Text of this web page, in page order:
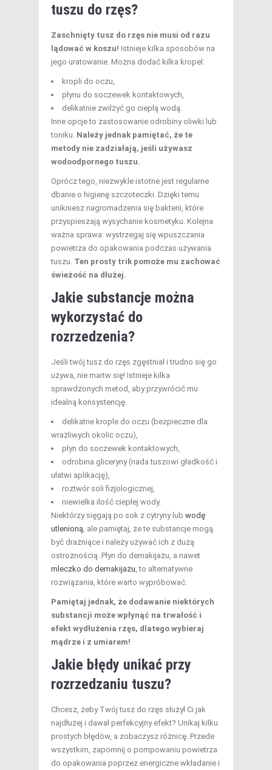
tuszu do rzęs?
Zaschnięty tusz do rzęs nie musi od razu
lądować w koszu! Istnieje kilka sposobów na
jego uratowanie. Można dodać kilka kropel:
kropli do oczu,
płynu do soczewek kontaktowych,
delikatnie zwilżyć go ciepłą wodą.
Inne opcje to zastosowanie odrobiny oliwki lub
toniku. Należy jednak pamiętać, że te
metody nie zadziałają, jeśli używasz
wodoodpornego tuszu.
Oprócz tego, niezwykle istotne jest regularne
dbanie o higienę szczoteczki. Dzięki temu
unikniesz nagromadzenia się bakterii, które
przyspieszają wysychanie kosmetyku. Kolejna
ważna sprawa: wystrzegaj się wpuszczania
powietrza do opakowania podczas używania
tuszu. Ten prosty trik pomoże mu zachować
świeżość na dłużej.
Jakie substancje można
wykorzystać do
rozrzedzenia?
Jeśli twój tusz do rzęs zgęstniał i trudno się go
używa, nie martw się! Istnieje kilka
sprawdzonych metod, aby przywrócić mu
idealną konsystencję.
delikatne krople do oczu (bezpieczne dla
wrażliwych okolic oczu),
płyn do soczewek kontaktowych,
odrobina gliceryny (nada tuszowi gładkość i
ułatwi aplikację),
roztwór soli fizjologicznej,
niewielka ilość ciepłej wody.
Niektórzy sięgają po sok z cytryny lub wodę
utlenioną , ale pamiętaj, że te substancje mogą
być drażniące i należy używać ich z dużą
ostrożnością. Płyn do demakijażu, a nawet
mleczko do demakijażu , to alternatywne
rozwiązania, które warto wypróbować.
Pamiętaj jednak, że dodawanie niektórych
substancji może wpłynąć na trwałość i
efekt wydłużenia rzęs, dlatego wybieraj
mądrze i z umiarem!
Jakie błędy unikać przy
rozrzedzaniu tuszu?
Chcesz, żeby Twój tusz do rzęs służył Ci jak
najdłużej i dawał perfekcyjny efekt? Unikaj kilku
prostych błędów, a zobaczysz różnicę. Przede
wszystkim, zapomnij o pompowaniu powietrza
do opakowania poprzez energiczne wkładanie i